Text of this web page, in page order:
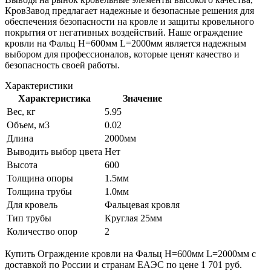
КровЗавод предлагает надежные и безопасные решения для
обеспечения безопасности на кровле и защиты кровельного
покрытия от негативных воздействий. Наше ограждение
кровли на Фальц H=600мм L=2000мм является надежным
выбором для профессионалов, которые ценят качество и
безопасность своей работы.
Характеристики
Характеристика
Значение
Вес, кг
5.95
Объем, м3
0.02
Длина
2000мм
Выводить выбор цвета Нет
Высота
600
Толщина опоры
1.5мм
Толщина трубы
1.0мм
Для кровель
Фальцевая кровля
Тип трубы
Круглая 25мм
Количество опор
2
Купить Ограждение кровли на Фальц H=600мм L=2000мм с
доставкой по России и странам ЕАЭС по цене 1 701 руб.